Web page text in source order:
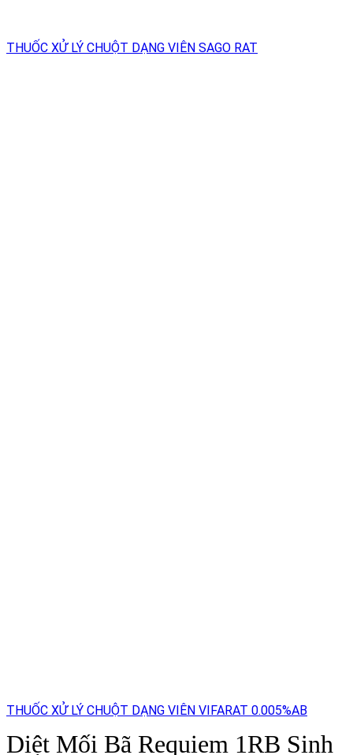
THUỐC XỬ LÝ CHUỘT DẠNG VIÊN SAGO RAT
THUỐC XỬ LÝ CHUỘT DẠNG VIÊN VIFARAT 0.005%AB
Diệt Mối Bã Requiem 1RB Sinh